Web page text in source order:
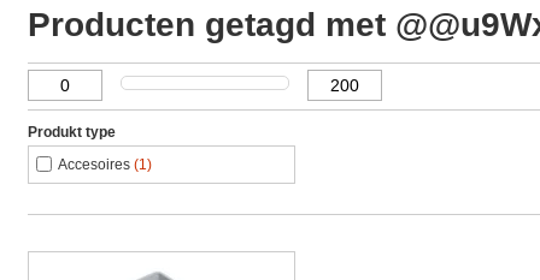
Producten getagd met
Produkt type
Accesoires (1)